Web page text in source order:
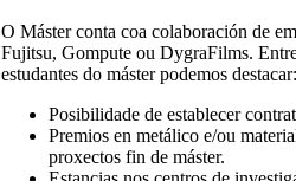
O Máster conta coa colaboración de
Fujitsu, Gompute ou DygraFilms.
estudantes do máster podemos destacar:
Posibilidade de establecer
Premios en metálico e/ou
proxectos fin de máster.